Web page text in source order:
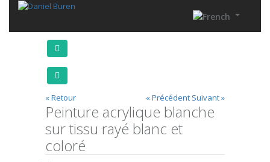
« Retour « Précédent Suivant »
Peinture acrylique blanche
sur tissu rayé blanc et
coloré